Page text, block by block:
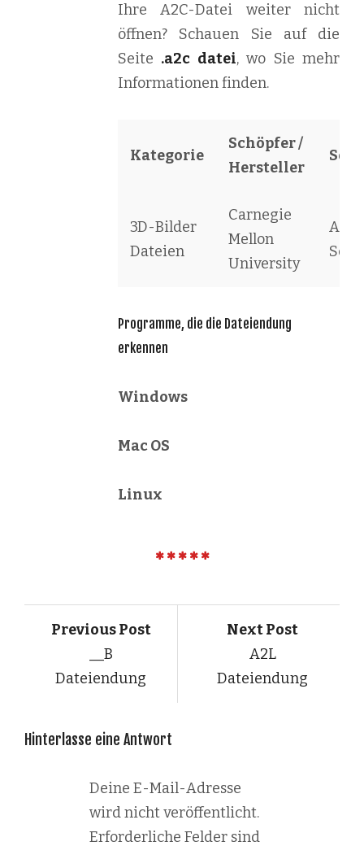
Ihre A2C-Datei weiter nicht
öffnen? Schauen Sie auf die
Seite .a2c datei, wo Sie mehr
Informationen finden.
Kategorie
Schöpfer /
Hersteller
3D-Bilder
Dateien
Carnegie
Mellon
University
Alice
Programme, die die Dateiendung
erkennen
Windows
Mac OS
Linux
Previous Post
__B
Dateiendung
Next Post
A2L
Dateiendung
Hinterlasse eine Antwort
Deine E-Mail-Adresse
wird nicht veröffentlicht.
Erforderliche Felder sind